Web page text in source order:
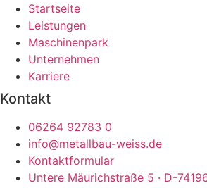
Startseite
Leistungen
Maschinenpark
Unternehmen
Karriere
Kontakt
06264 92783 0
info@metallbau-weiss.de
Kontaktformular
Untere Mäurichstraße 5 · D-